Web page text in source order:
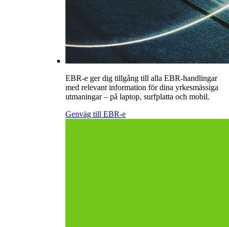
EBR-e ger dig tillgång till alla EBR-handlingar
med relevant information för dina yrkesmässiga
utmaningar – på laptop, surfplatta och mobil.
Genväg till EBR-e